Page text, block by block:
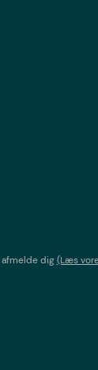
afmelde dig(Læs